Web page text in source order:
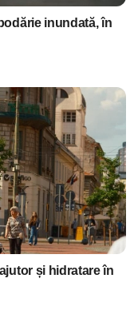
inundată, în
și hidratare în